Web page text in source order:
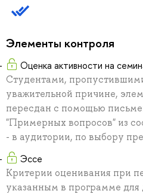
Элементы контроля
Оценка активности на
Студентами,
уважительной причине,
пересдан с помощью
"Примерных вопросов" из
- в аудитории, по выбору
Эссе
Критерии оценивания при
указанным в программе для